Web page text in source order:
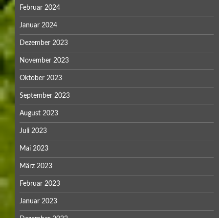
Februar 2024
Januar 2024
Dezember 2023
November 2023
Oktober 2023
September 2023
August 2023
Juli 2023
Mai 2023
März 2023
Februar 2023
Januar 2023